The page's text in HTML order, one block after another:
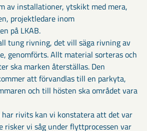
av installationer, ytskikt med mera,
projektledare inom
på LKAB.
tung rivning, det vill säga rivning av
genomförts. Allt material sorteras och
ska marken återställas. Den
att förvandlas till en parkyta,
och till hösten ska området vara
har rivits kan vi konstatera att det var
risker vi såg under flyttprocessen var